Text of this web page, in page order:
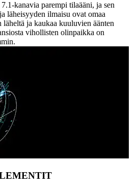
kanavia parempi tilaääni, ja sen
läheisyyden ilmaisu ovat omaa
läheltä ja kaukaa kuuluvien äänten
vihollisten olinpaikka on